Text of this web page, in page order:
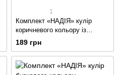
1
Комплект «НАДІЯ» кулір
коричневого кольору із
зображенням котиків
189 грн